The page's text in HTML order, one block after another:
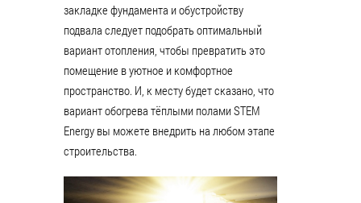
закладке фундамента и обустройству
подвала следует подобрать оптимальный
вариант отопления, чтобы превратить это
помещение в уютное и комфортное
пространство. И, к месту будет сказано, что
вариант обогрева тёплыми полами STEM
Energy вы можете внедрить на любом этапе
строительства.